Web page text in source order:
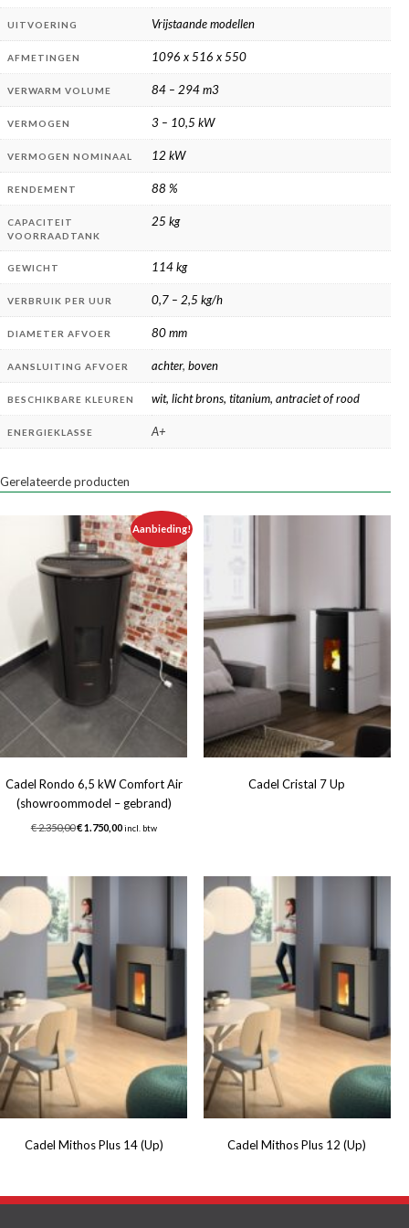
UITVOERING Vrijstaande modellen
AFMETINGEN 1096 x 516 x 550
VERWARM VOLUME 84 – 294 m3
VERMOGEN 3 – 10,5 kW
VERMOGEN NOMINAAL 12 kW
RENDEMENT 88 %
CAPACITEIT
VOORRAADTANK
25 kg
GEWICHT 114 kg
VERBRUIK PER UUR 0,7 – 2,5 kg/h
DIAMETER AFVOER 80 mm
AANSLUITING AFVOER achter, boven
BESCHIKBARE KLEUREN wit, licht brons, titanium, antraciet of rood
ENERGIEKLASSE A+
Gerelateerde producten
Aanbieding!
Cadel Rondo 6,5 kW Comfort Air
(showroommodel – gebrand)
€2.350,00Oorspronkelijke
€ 2.350,00.
€1.750,00Huidige
€ 1.750,00.
incl. btw
Cadel Cristal 7 Up
Cadel Mithos Plus 14 (Up) Cadel Mithos Plus 12 (Up)